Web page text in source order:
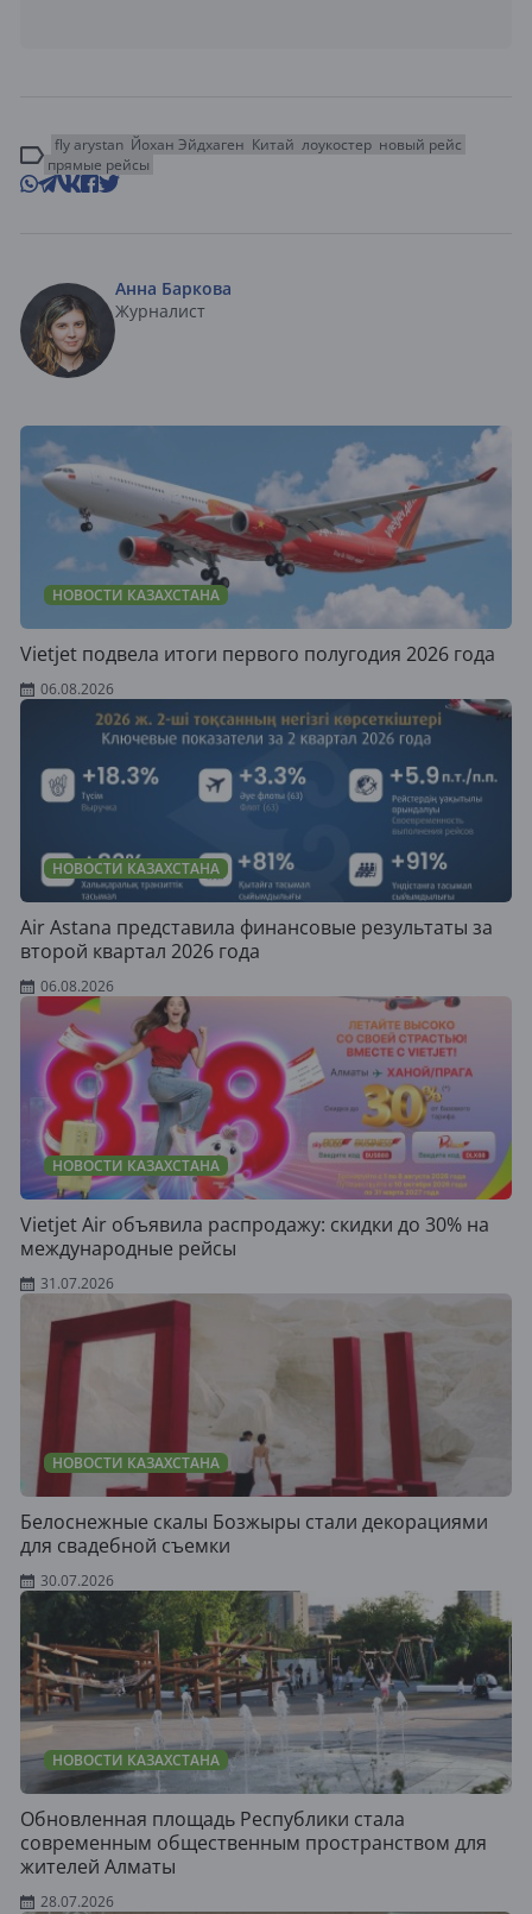
fly arystan Йохан Эйдхаген Китай лоукостер новый рейс
прямые рейсы
Анна Баркова
Журналист
НОВОСТИ КАЗАХСТАНА
Vietjet подвела итоги первого полугодия 2026 года
06.08.2026
НОВОСТИ КАЗАХСТАНА
Air Astana представила финансовые результаты за
второй квартал 2026 года
06.08.2026
НОВОСТИ КАЗАХСТАНА
Vietjet Air объявила распродажу: скидки до 30% на
международные рейсы
31.07.2026
НОВОСТИ КАЗАХСТАНА
Белоснежные скалы Бозжыры стали декорациями
для свадебной съемки
30.07.2026
НОВОСТИ КАЗАХСТАНА
Обновленная площадь Республики стала
современным общественным пространством для
жителей Алматы
28.07.2026